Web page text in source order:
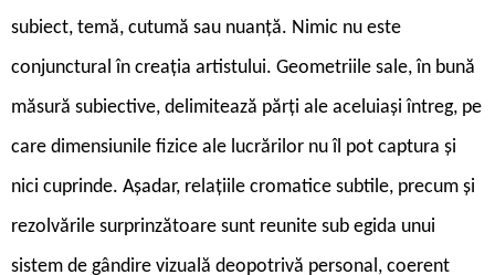
subiect, temă, cutumă sau nuanță. Nimic nu este
conjunctural în creația artistului. Geometriile sale, în bună
măsură subiective, delimitează părți ale aceluiași întreg, pe
care dimensiunile fizice ale lucrărilor nu îl pot captura și
nici cuprinde. Așadar, relațiile cromatice subtile, precum și
rezolvările surprinzătoare sunt reunite sub egida unui
sistem de gândire vizuală deopotrivă personal, coerent